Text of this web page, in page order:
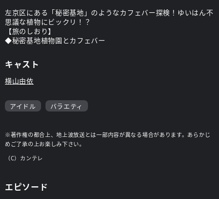
左京区にある「秘密基地」のようなカフェバー探検！ゆいはん不
思議な植物にビックリ！？
【旅のしおり】
◆秘密基地植物園とカフェバー
キャスト
横山由依
アイドル バラエティ
※著作権の都合上、地上波放送とは一部内容が異なる場合があります。あらかじ
めご了承の上お楽しみ下さい。
（C）カンテレ
エピソード